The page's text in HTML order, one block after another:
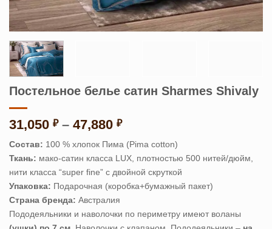
Постельное белье сатин Sharmes Shivaly
31,050 ₽ – 47,880 ₽Диапазон
31,050 ₽
–
47,880 ₽
Состав: 100 % хлопок Пима (Pima cotton)
Ткань: мако-сатин класса LUX, плотностью 500 нитей/дюйм,
нити класса “super fine” с двойной скруткой
Упаковка: Подарочная (коробка+бумажный пакет)
Страна бренда: Австралия
Пододеяльники и наволочки по периметру имеют воланы